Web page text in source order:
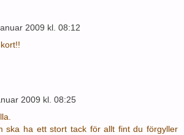
2009 kl. 08:12
2009 kl. 08:25
ska ha ett stort tack för allt fint du förgyller